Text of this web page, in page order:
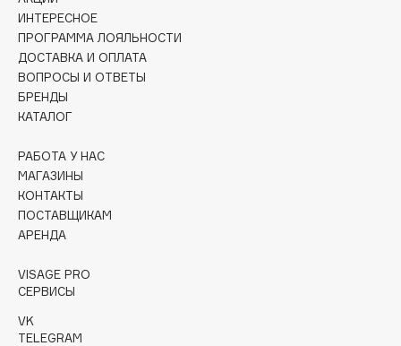
Collagenina
Consly
Corimo
CosRX
Cunzite
Curaprox
d'Alba
DARLING*
ИНТЕРЕСНОЕ
ПРОГРАММА ЛОЯЛЬНОСТИ
ДОСТАВКА И ОПЛАТА
ВОПРОСЫ И ОТВЕТЫ
БРЕНДЫ
КАТАЛОГ
РАБОТА У НАС
МАГАЗИНЫ
КОНТАКТЫ
ПОСТАВЩИКАМ
АРЕНДА
VISAGE PRO
СЕРВИСЫ
VK
TELEGRAM